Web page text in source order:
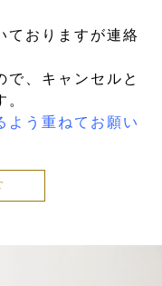
ておりますが連絡
で、キャンセルと
よう重ねてお願い